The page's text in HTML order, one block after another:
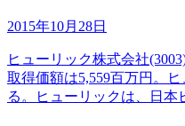
2015年10月28日
ヒューリック株式会社
取得価額は5,559百万円。
る。ヒューリックは、日本